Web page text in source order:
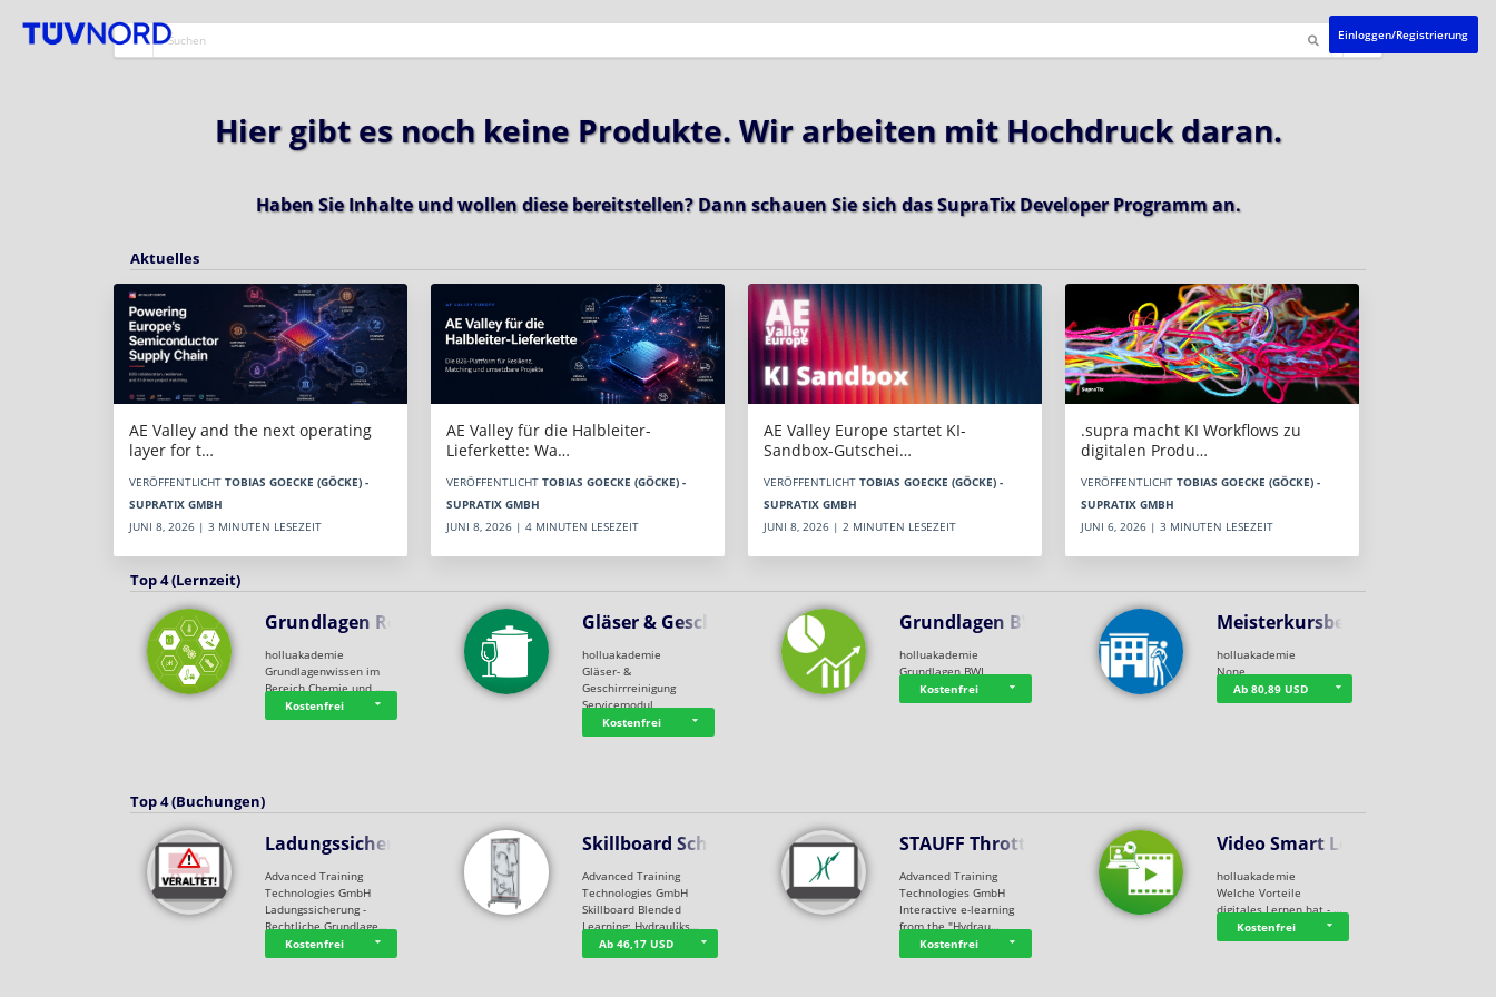
Einloggen/Registrierung
Hier gibt es noch keine Produkte. Wir arbeiten mit Hochdruck daran.
Haben Sie Inhalte und wollen diese bereitstellen? Dann schauen Sie sich dasSupraTix Developer Programman.
Aktuelles
AE Valley and the next operating
layer for t…
VERÖFFENTLICHT TOBIAS GOECKE (GÖCKE) -
SUPRATIX GMBH
JUNI 8, 2026 | 3 MINUTEN LESEZEIT
AE Valley für die Halbleiter-
Lieferkette: Wa…
VERÖFFENTLICHT TOBIAS GOECKE (GÖCKE) -
SUPRATIX GMBH
JUNI 8, 2026 | 4 MINUTEN LESEZEIT
AE Valley Europe startet KI-
Sandbox-Gutschei…
VERÖFFENTLICHT TOBIAS GOECKE (GÖCKE) -
SUPRATIX GMBH
JUNI 8, 2026 | 2 MINUTEN LESEZEIT
.supra macht KI Workflows zu
digitalen Produ…
VERÖFFENTLICHT TOBIAS GOECKE (GÖCKE) -
SUPRATIX GMBH
JUNI 6, 2026 | 3 MINUTEN LESEZEIT
Top 4 (Lernzeit)
Grundlagen Rein…
holluakademie
Grundlagenwissen im
Bereich Chemie und …
Kostenfrei
Gläser & Geschi…
holluakademie
Gläser- &
Geschirrreinigung
Servicemodul
Kostenfrei
Grundlagen BWL
holluakademie
Grundlagen BWL
Kostenfrei
Meisterkursbegl…
holluakademie
None
Ab 80,89 USD
Top 4 (Buchungen)
Ladungssicherung
Advanced Training
Technologies GmbH
Ladungssicherung -
Rechtliche Grundlage…
Kostenfrei
Skillboard Schl…
Advanced Training
Technologies GmbH
Skillboard Blended
Learning: Hydrauliks…
Ab 46,17 USD
STAUFF Throttle…
Advanced Training
Technologies GmbH
Interactive e-learning
from the "Hydrau…
Kostenfrei
Video Smart Lea…
holluakademie
Welche Vorteile
digitales Lernen hat - …
Kostenfrei